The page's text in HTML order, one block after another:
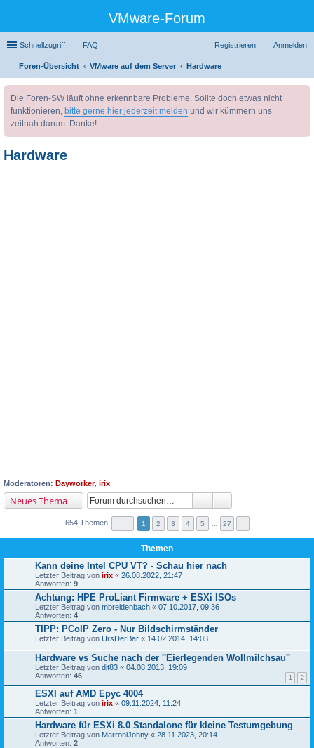
VMware-Forum
Schnellzugriff FAQ Anmelden
Registrieren
Foren-Übersicht VMware auf dem Server
Hardware
Die Foren-SW läuft ohne erkennbare Probleme. Sollte doch etwas nicht
funktionieren, bitte gerne hier jederzeit melden und wir kümmern uns
zeitnah darum. Danke!
Hardware
Moderatoren: Dayworker, irix
Neues Thema
654 Themen 1 2 3 4 5 27
Themen
Kann deine Intel CPU VT? - Schau hier nach
Letzter Beitrag von irix « 26.08.2022, 21:47
Antworten: 9
Achtung: HPE ProLiant Firmware + ESXi ISOs
Letzter Beitrag von mbreidenbach « 07.10.2017, 09:36
Antworten: 4
TIPP: PCoIP Zero - Nur Bildschirmständer
Letzter Beitrag von UrsDerBär « 14.02.2014, 14:03
Hardware vs Suche nach der ''Eierlegenden Wollmilchsau''
Letzter Beitrag von djt83 « 04.08.2013, 19:09
Antworten: 46 1 2
ESXI auf AMD Epyc 4004
Letzter Beitrag von irix « 09.11.2024, 11:24
Antworten: 1
Hardware für ESXi 8.0 Standalone für kleine Testumgebung
Letzter Beitrag von MarroniJohny « 28.11.2023, 20:14
Antworten: 2